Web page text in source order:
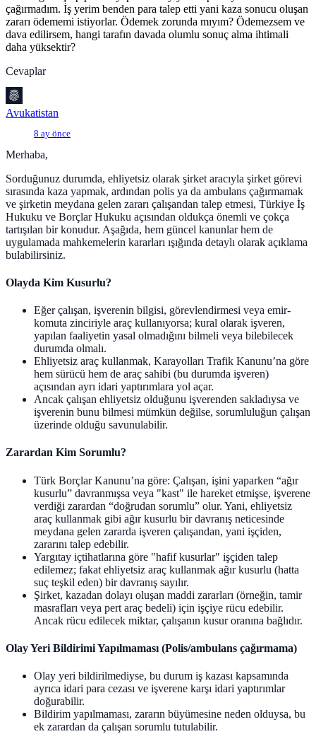
çağırmadım. İş yerim benden para talep etti yani kaza sonucu oluşan
zararı ödememi istiyorlar. Ödemek zorunda mıyım? Ödemezsem ve
dava edilirsem, hangi tarafın davada olumlu sonuç alma ihtimali
daha yüksektir?
Cevaplar
Avukatistan
8 ay önce
Merhaba,
Sorduğunuz durumda, ehliyetsiz olarak şirket aracıyla şirket görevi
sırasında kaza yapmak, ardından polis ya da ambulans çağırmamak
ve şirketin meydana gelen zararı çalışandan talep etmesi, Türkiye İş
Hukuku ve Borçlar Hukuku açısından oldukça önemli ve çokça
tartışılan bir konudur. Aşağıda, hem güncel kanunlar hem de
uygulamada mahkemelerin kararları ışığında detaylı olarak açıklama
bulabilirsiniz.
Olayda Kim Kusurlu?
Eğer çalışan, işverenin bilgisi, görevlendirmesi veya emir-
komuta zinciriyle araç kullanıyorsa; kural olarak işveren,
yapılan faaliyetin yasal olmadığını bilmeli veya bilebilecek
durumda olmalı.
Ehliyetsiz araç kullanmak, Karayolları Trafik Kanunu’na göre
hem sürücü hem de araç sahibi (bu durumda işveren)
açısından ayrı idari yaptırımlara yol açar.
Ancak çalışan ehliyetsiz olduğunu işverenden sakladıysa ve
işverenin bunu bilmesi mümkün değilse, sorumluluğun çalışan
üzerinde olduğu savunulabilir.
Zarardan Kim Sorumlu?
Türk Borçlar Kanunu’na göre: Çalışan, işini yaparken “ağır
kusurlu” davranmışsa veya "kast" ile hareket etmişse, işverene
verdiği zarardan “doğrudan sorumlu” olur. Yani, ehliyetsiz
araç kullanmak gibi ağır kusurlu bir davranış neticesinde
meydana gelen zararda işveren çalışandan, yani işçiden,
zararını talep edebilir.
Yargıtay içtihatlarına göre "hafif kusurlar" işçiden talep
edilemez; fakat ehliyetsiz araç kullanmak ağır kusurlu (hatta
suç teşkil eden) bir davranış sayılır.
Şirket, kazadan dolayı oluşan maddi zararları (örneğin, tamir
masrafları veya pert araç bedeli) için işçiye rücu edebilir.
Ancak rücu edilecek miktar, çalışanın kusur oranına bağlıdır.
Olay Yeri Bildirimi Yapılmaması (Polis/ambulans çağırmama)
Olay yeri bildirilmediyse, bu durum iş kazası kapsamında
ayrıca idari para cezası ve işverene karşı idari yaptırımlar
doğurabilir.
Bildirim yapılmaması, zararın büyümesine neden olduysa, bu
ek zarardan da çalışan sorumlu tutulabilir.